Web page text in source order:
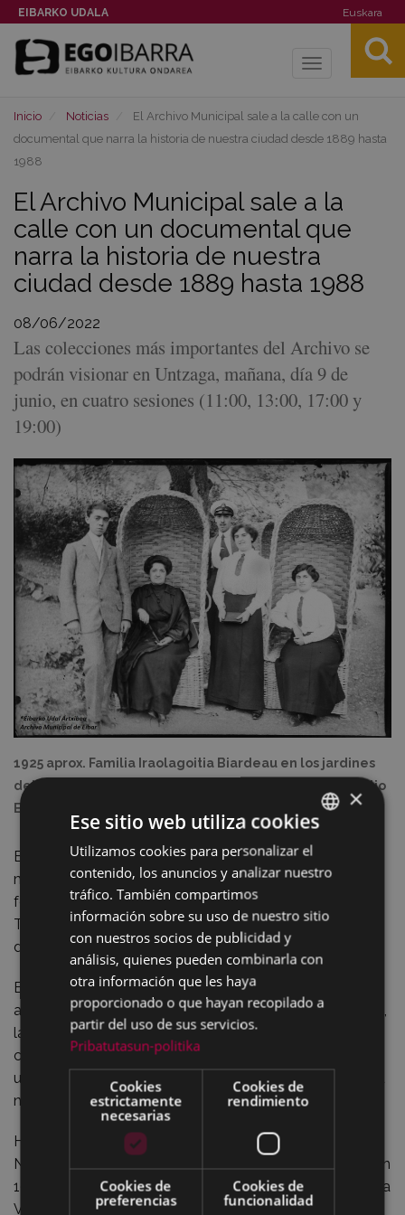
EIBARKO UDALA Euskara
Toggle
Inicio Noticias
El Archivo Municipal sale a la calle con un
documental que narra la historia de nuestra ciudad desde 1889 hasta
1988
El Archivo Municipal sale a la
calle con un documental que
narra la historia de nuestra
ciudad desde 1889 hasta 1988
08/06/2022
Las colecciones más importantes del Archivo se
podrán visionar en Untzaga, mañana, día 9 de
junio, en cuatro sesiones (11:00, 13:00, 17:00 y
19:00)
1925 aprox. Familia Iraolagoitia Biardeau en los jardines
del Palacio de Indianokoa Eibarko Udal Artxiboa. Heraclio
Echeverria Funtsa/Fondo
En Unzaga, el 9 de junio, se podrán ver fotografías de
muchos fotógrafos, de la familia Castrillo-Ortuoste; del
fotógrafo Indalecio Ojanguren; de Benigno Plazaola…
También las colecciones donadas al Archivo por gente
de Eibar.
Entre toda esa documentación, queremos centrar la
atención en la colección de un fotógrafo no profesional,
la del médico-otorrino Heraclio Echeverria Basterra,
compuesta de fotos de principios del siglo XX de Eibar;
un fondo de 240 documentos donado al Archivo por su
nieto en el año 2001.
Heraclio era médico; otorrino, más concretamente.
Nació en Vitoria el 15 de abril de 1887 y murió en Eibar en
1982. Su padre era eibarrés y armero, pero se fue a vivir a
Vitoria. Su madre, Teresa Basterra, nació el 15 de enero
BASQUE
SPANISH
×
Ese sitio web utiliza cookies
Utilizamos cookies para personalizar el
contenido, los anuncios y analizar nuestro
tráfico. También compartimos
información sobre su uso de nuestro sitio
con nuestros socios de publicidad y
análisis, quienes pueden combinarla con
otra información que les haya
proporcionado o que hayan recopilado a
partir del uso de sus servicios.
Pribatutasun-politika
Cookies
estrictamente
necesarias
Cookies de
rendimiento
Cookies de
preferencias
Cookies de
funcionalidad